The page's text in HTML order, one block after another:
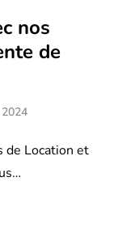
nos
de
de Location et